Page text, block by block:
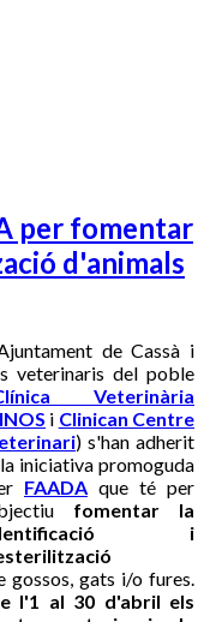
per fomentar
d'animals
de Cassà i
veterinaris del poble
Veterinària
i Clinican Centre
) s'han adherit
iniciativa promoguda
FAADA que té per
fomentar la
i
gossos, gats i/o fures.
l'1 al 30 d'abril els